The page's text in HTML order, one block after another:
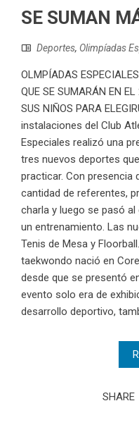
SE SUMAN
Deportes, Olimpíadas
OLMPÍADAS
QUE SE SUMARÁN EN
SUS NIÑOS PARA
instalaciones del Club
Especiales realizó una
tres nuevos deportes
practicar. Con presencia
cantidad de referentes,
charla y luego se pasó
un entrenamiento. Las
Tenis de Mesa y
taekwondo nació en
desde que se presentó
evento solo era de
desarrollo deportivo,
SHARE